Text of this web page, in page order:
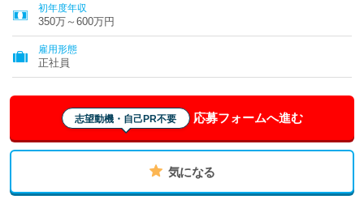
初年度年収
350万～600万円
雇用形態
正社員
志望動機・自己PR不要 応募フォームへ進む
気になる